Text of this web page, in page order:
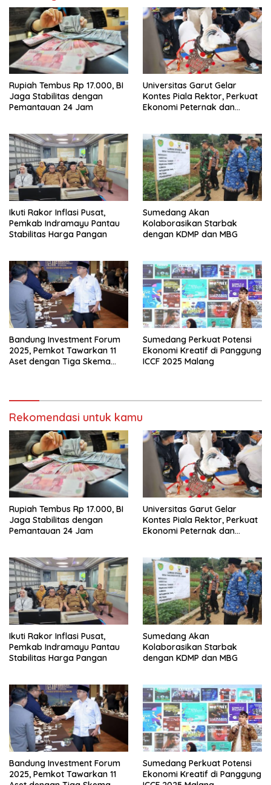
Rupiah Tembus Rp 17.000, BI
Jaga Stabilitas dengan
Pemantauan 24 Jam
Universitas Garut Gelar
Kontes Piala Rektor, Perkuat
Ekonomi Peternak dan
Ikuti Rakor Inflasi Pusat,
Pemkab Indramayu Pantau
Stabilitas Harga Pangan
Sumedang Akan
Kolaborasikan Starbak
dengan KDMP dan MBG
Bandung Investment Forum
2025, Pemkot Tawarkan 11
Aset dengan Tiga Skema
Sumedang Perkuat Potensi
Ekonomi Kreatif di Panggung
ICCF 2025 Malang
Rekomendasi untuk kamu
Rupiah Tembus Rp 17.000, BI
Jaga Stabilitas dengan
Pemantauan 24 Jam
Universitas Garut Gelar
Kontes Piala Rektor, Perkuat
Ekonomi Peternak dan
Ikuti Rakor Inflasi Pusat,
Pemkab Indramayu Pantau
Stabilitas Harga Pangan
Sumedang Akan
Kolaborasikan Starbak
dengan KDMP dan MBG
Bandung Investment Forum
2025, Pemkot Tawarkan 11
Sumedang Perkuat Potensi
Ekonomi Kreatif di Panggung